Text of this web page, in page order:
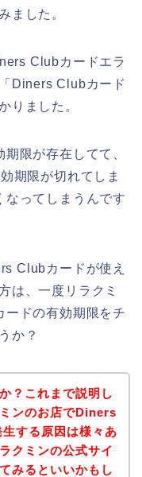
ました。
Clubカードエラ
Diners Clubカード
りました。
限が存在してて、
期限が切れてしま
ってしまうんです
Clubカードが使え
は、一度リラクミ
ドの有効期限をチ
か？
？これまで説明し
ンのお店でDiners
する原因は様々あ
クミンの公式サイ
みるといいかもし